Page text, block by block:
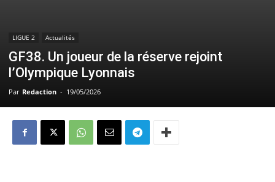
LIGUE 2 Actualités
GF38. Un joueur de la réserve rejoint
l’Olympique Lyonnais
Par Redaction - 19/05/2026